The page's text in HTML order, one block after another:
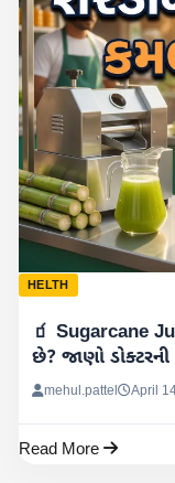
HELTH
🧃 Sugarcane
છે? જાણો
mehul.pattel April
Read More